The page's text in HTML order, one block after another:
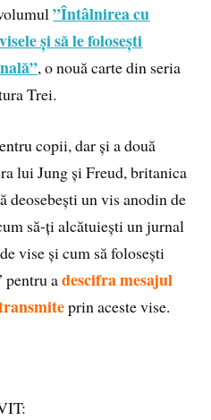
”Întâlnirea cu
și să le folosești
, o nouă carte din seria
Trei.
copii, dar și a două
lui Jung și Freud, britanica
deosebești un vis anodin de
să-ți alcătuiești un jurnal
vise și cum să folosești
pentru adescifra mesajul
prin aceste vise.